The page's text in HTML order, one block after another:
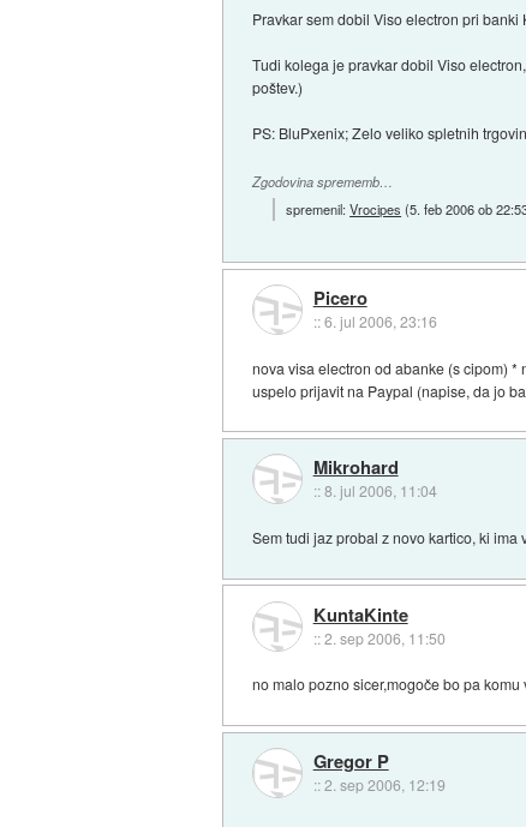
Pravkar sem dobil Viso electron pri
Tudi kolega je pravkar dobil Viso
poštev.)
PS: BluPxenix; Zelo veliko spletnih
Zgodovina sprememb…
spremenil:Vrocipes (5. feb 2006 ob
Picero
::6. jul 2006, 23:16
nova visa electron od abanke (s cipom)
uspelo prijavit na Paypal (napise, da jo
Mikrohard
::8. jul 2006, 11:04
Sem tudi jaz probal z novo kartico, ki ima
KuntaKinte
::2. sep 2006, 11:50
no malo pozno sicer,mogoče bo pa
Gregor P
::2. sep 2006, 12:19